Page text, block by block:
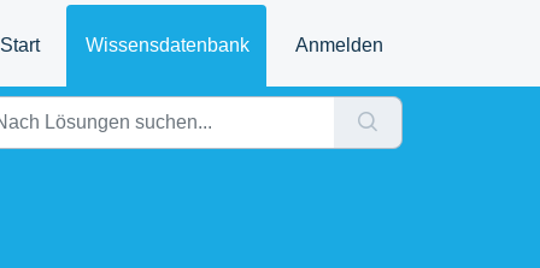
Start Wissensdatenbank Anmelden